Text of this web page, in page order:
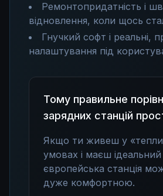
Ремонтопридатність і
відновлення, коли щось
Гнучкий софт і реальні,
налаштування під
Тому правильне
зарядних станцій
Якщо ти живеш у
умовах і маєш
європейська станція
дуже комфортною.